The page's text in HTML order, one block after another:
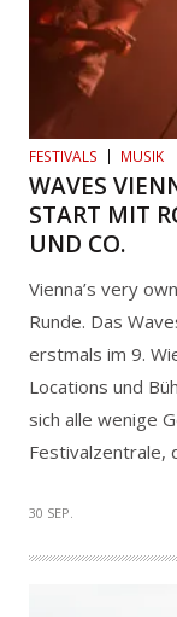
FESTIVALS MUSIK
WAVES
START MIT
UND CO.
Vienna’s very
Runde. Das
erstmals im 9.
Locations und
sich alle wenige
Festivalzentrale,
30 SEP.